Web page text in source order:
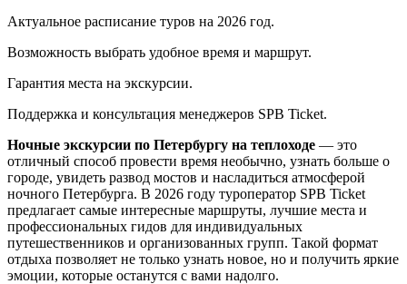
Актуальное расписание туров на 2026 год.
Возможность выбрать удобное время и маршрут.
Гарантия места на экскурсии.
Поддержка и консультация менеджеров SPB Ticket.
Ночные экскурсии по Петербургу на теплоходе — это
отличный способ провести время необычно, узнать больше о
городе, увидеть развод мостов и насладиться атмосферой
ночного Петербурга. В 2026 году туроператор SPB Ticket
предлагает самые интересные маршруты, лучшие места и
профессиональных гидов для индивидуальных
путешественников и организованных групп. Такой формат
отдыха позволяет не только узнать новое, но и получить яркие
эмоции, которые останутся с вами надолго.